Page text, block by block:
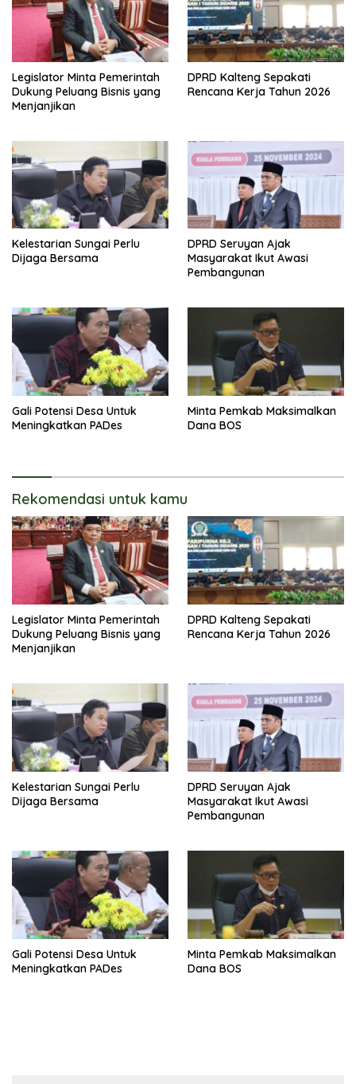
Legislator Minta Pemerintah
Dukung Peluang Bisnis yang
Menjanjikan
DPRD Kalteng Sepakati
Rencana Kerja Tahun 2026
Kelestarian Sungai Perlu
Dijaga Bersama
DPRD Seruyan Ajak
Masyarakat Ikut Awasi
Pembangunan
Gali Potensi Desa Untuk
Meningkatkan PADes
Minta Pemkab Maksimalkan
Dana BOS
Rekomendasi untuk kamu
Legislator Minta Pemerintah
Dukung Peluang Bisnis yang
Menjanjikan
DPRD Kalteng Sepakati
Rencana Kerja Tahun 2026
Kelestarian Sungai Perlu
Dijaga Bersama
DPRD Seruyan Ajak
Masyarakat Ikut Awasi
Pembangunan
Gali Potensi Desa Untuk
Meningkatkan PADes
Minta Pemkab Maksimalkan
Dana BOS